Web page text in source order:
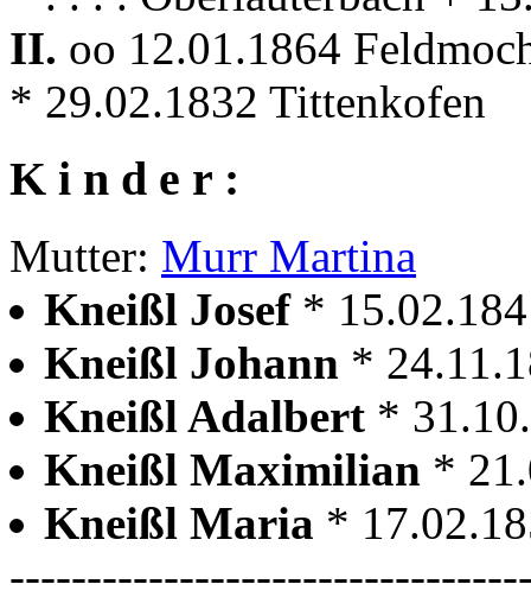
II. oo 12.01.1864
* 29.02.1832 Tittenkofen
K i n d e r :
Mutter: Murr Martina
Kneißl Josef *
Kneißl Johann *
Kneißl Adalbert *
Kneißl Maximilian *
Kneißl Maria *